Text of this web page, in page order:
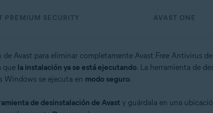
PREMIUM SECURITY AVAST ONE
Avast para eliminar completamente Avast Free Antivirus
que la instalación ya se está ejecutando. La herramienta de
Windows se ejecuta en modo seguro.
de desinstalación de Avast y guárdala en una